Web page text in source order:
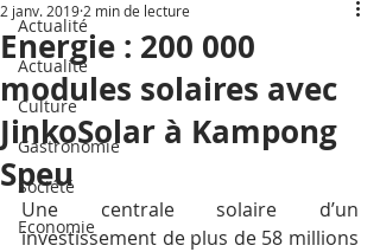
Actualité
Actualité
Culture
Gastronomie
Société
Economie
Energie : 200 000
modules solaires avec
JinkoSolar à Kampong
Speu
2 janv. 2019 2 min de lecture
Une centrale solaire d’un
investissement de plus de 58 millions